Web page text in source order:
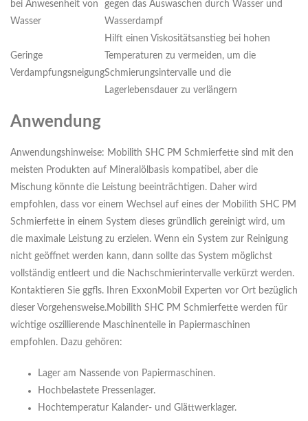
bei Anwesenheit von
Wasser
gegen das Auswaschen durch Wasser und
Wasserdampf
Geringe
Verdampfungsneigung
Hilft einen Viskositätsanstieg bei hohen
Temperaturen zu vermeiden, um die
Schmierungsintervalle und die
Lagerlebensdauer zu verlängern
Anwendung
Anwendungshinweise: Mobilith SHC PM Schmierfette sind mit den
meisten Produkten auf Mineralölbasis kompatibel, aber die
Mischung könnte die Leistung beeinträchtigen. Daher wird
empfohlen, dass vor einem Wechsel auf eines der Mobilith SHC PM
Schmierfette in einem System dieses gründlich gereinigt wird, um
die maximale Leistung zu erzielen. Wenn ein System zur Reinigung
nicht geöffnet werden kann, dann sollte das System möglichst
vollständig entleert und die Nachschmierintervalle verkürzt werden.
Kontaktieren Sie ggfls. Ihren ExxonMobil Experten vor Ort bezüglich
dieser Vorgehensweise.Mobilith SHC PM Schmierfette werden für
wichtige oszillierende Maschinenteile in Papiermaschinen
empfohlen. Dazu gehören:
Lager am Nassende von Papiermaschinen.
Hochbelastete Pressenlager.
Hochtemperatur Kalander- und Glättwerklager.